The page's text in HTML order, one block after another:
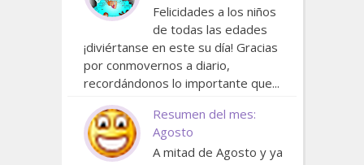
Felicidades a los niños
de todas las edades
¡diviértanse en este su día! Gracias
por conmovernos a diario,
recordándonos lo importante que...
Resumen del mes:
Agosto
A mitad de Agosto y ya